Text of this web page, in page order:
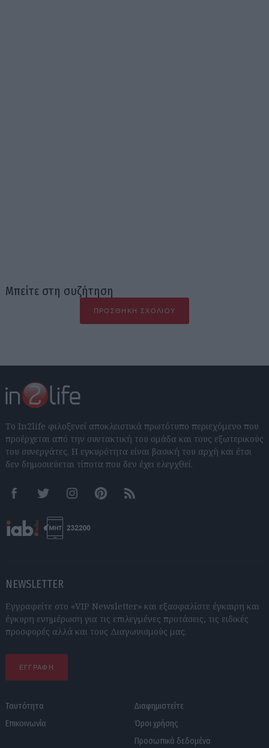
Μπείτε στη συζήτηση
ΠΡΟΣΘΉΚΗ ΣΧΟΛΊΟΥ
Το In2life φιλοξενεί αποκλειστικά πρωτότυπο περιεχόμενο που
προέρχεται από την συντακτική του ομάδα και τους εξωτερικούς
του συνεργάτες. Η εγκυρότητα είναι βασική του αρχή και έτσι
δεν δημοσιεύεται τίποτα που δεν έχει ελεγχθεί.
FacebookTwitter InstagramPinterestRSS feeds
NEWSLETTER
Εγγραφείτε στο «VIP Newsletter» και εξασφαλίστε έγκαιρη και
έγκυρη ενημέρωση για τις επιλεγμένες προτάσεις, τις ειδικές
προσφορές αλλά και τους Διαγωνισμούς μας.
ΕΓΓΡΑΦΗ
Ταυτότητα
Επικοινωνία
Διαφημιστείτε
Όροι χρήσης
Προσωπικά δεδομένα